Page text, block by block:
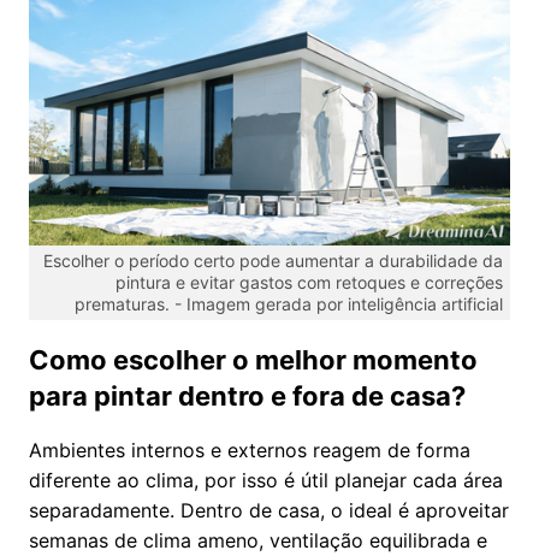
Escolher o período certo pode aumentar a durabilidade da
pintura e evitar gastos com retoques e correções
prematuras. - Imagem gerada por inteligência artificial
Como escolher o melhor momento
para pintar dentro e fora de casa?
Ambientes internos e externos reagem de forma
diferente ao clima, por isso é útil planejar cada área
separadamente. Dentro de casa, o ideal é aproveitar
semanas de clima ameno, ventilação equilibrada e